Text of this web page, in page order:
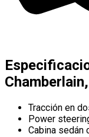
Tracción en
Power
Cabina sedán